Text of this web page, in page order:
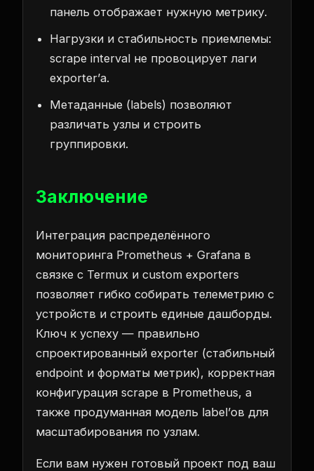
панель отображает нужную метрику.
Нагрузки и стабильность приемлемы:
scrape interval не провоцирует лаги
exporter’а.
Метаданные (labels) позволяют
различать узлы и строить
группировки.
Заключение
Интеграция распределённого
мониторинга Prometheus + Grafana в
связке с Termux и custom exporters
позволяет гибко собирать телеметрию с
устройств и строить единые дашборды.
Ключ к успеху — правильно
спроектированный exporter (стабильный
endpoint и форматы метрик), корректная
конфигурация scrape в Prometheus, а
также продуманная модель label’ов для
масштабирования по узлам.
Если вам нужен готовый проект под ваш